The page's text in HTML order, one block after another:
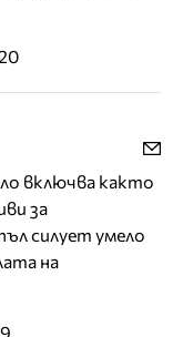
включва както
за
силует умело
на